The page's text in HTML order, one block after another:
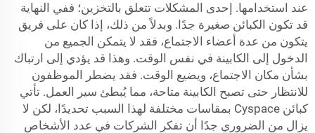
عند استخدامها. إحدى المشكلات تتعلق بالتخزين؛ ففي النهاية
قد تكون الكبائن صغيرة جدًا. وبدلاً من ذلك، إذا كان على فريق
يتكون من عدة أعضاء الاجتماع، فقد لا يتمكن الجميع من
الدخول إلى الكابينة في نفس الوقت. وهذا قد يؤدي إلى ارتباك
بشأن مكان الاجتماع، ويضيع الوقت. فقد يضطر الموظفون
للانتظار حتى تصبح الكابينة متاحة، مما يُبطئ سير العمل. تأتي
كبائن Cyspace بمقاسات مختلفة لهذا السبب تحديدًا، لكن لا
يزال من الضروري جدًا أن تفكر الشركات في عدد الأشخاص